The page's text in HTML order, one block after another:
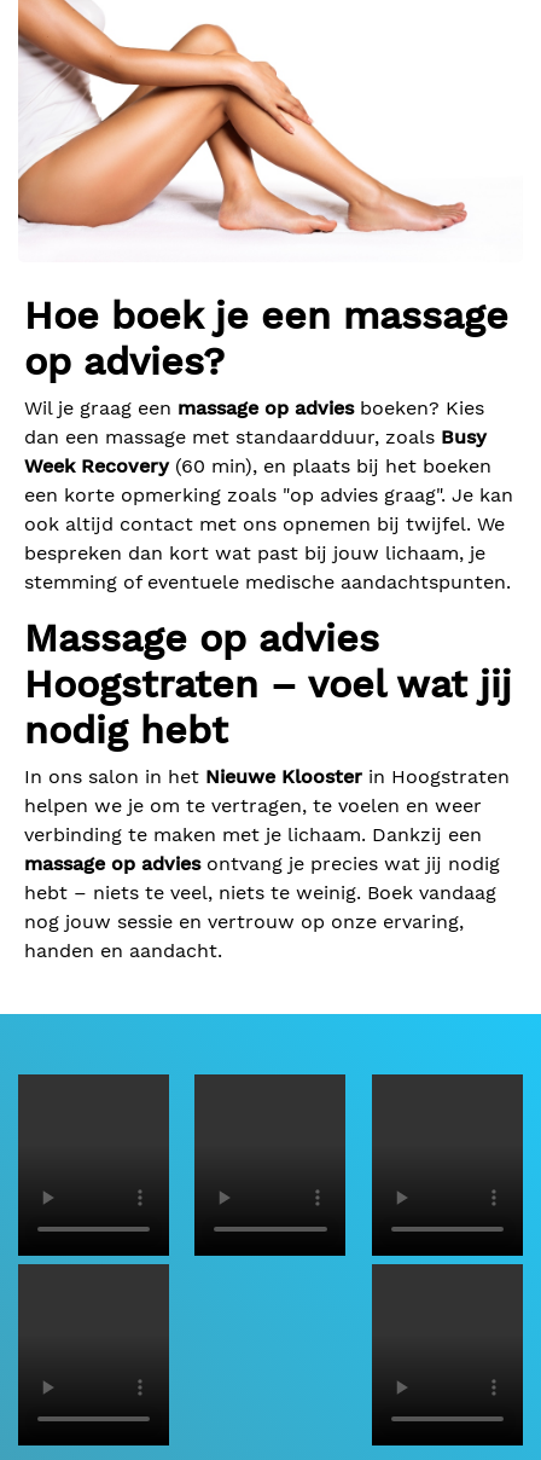
Hoe boek je een massage
op advies?
Wil je graag een massage op adviesboeken? Kies
dan een massage met standaardduur, zoals Busy
Week Recovery(60 min), en plaats bij het boeken
een korte opmerking zoals "op advies graag". Je kan
ook altijd contact met ons opnemen bij twijfel. We
bespreken dan kort wat past bij jouw lichaam, je
stemming of eventuele medische aandachtspunten.
Massage op advies
Hoogstraten – voel wat jij
nodig hebt
In ons salon in het Nieuwe Klooster in Hoogstraten
helpen we je om te vertragen, te voelen en weer
verbinding te maken met je lichaam. Dankzij een
massage op adviesontvang je precies wat jij nodig
hebt – niets te veel, niets te weinig. Boek vandaag
nog jouw sessie en vertrouw op onze ervaring,
handen en aandacht.